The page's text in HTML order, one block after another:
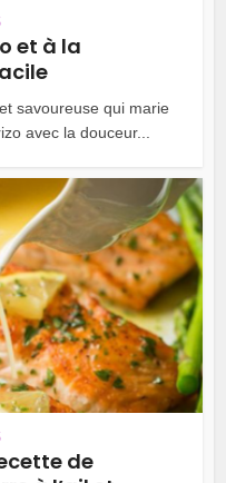
et à la
savoureuse qui marie
avec la douceur...
de